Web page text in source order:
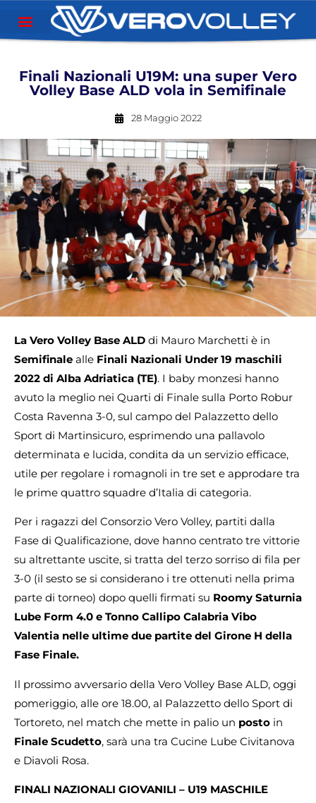
Finali Nazionali U19M: una super Vero
Volley Base ALD vola in Semifinale
28 Maggio 2022
La Vero Volley Base ALD di Mauro Marchetti è in
Semifinale alle Finali Nazionali Under 19 maschili
2022 di Alba Adriatica (TE). I baby monzesi hanno
avuto la meglio nei Quarti di Finale sulla Porto Robur
Costa Ravenna 3-0, sul campo del Palazzetto dello
Sport di Martinsicuro, esprimendo una pallavolo
determinata e lucida, condita da un servizio efficace,
utile per regolare i romagnoli in tre set e approdare tra
le prime quattro squadre d’Italia di categoria.
Per i ragazzi del Consorzio Vero Volley, partiti dalla
Fase di Qualificazione, dove hanno centrato tre vittorie
su altrettante uscite, si tratta del terzo sorriso di fila per
3-0 (il sesto se si considerano i tre ottenuti nella prima
parte di torneo) dopo quelli firmati su Roomy Saturnia
Lube Form 4.0 e Tonno Callipo Calabria Vibo
Valentia nelle ultime due partite del Girone H della
Fase Finale.
Il prossimo avversario della Vero Volley Base ALD, oggi
pomeriggio, alle ore 18.00, al Palazzetto dello Sport di
Tortoreto, nel match che mette in palio un posto in
Finale Scudetto, sarà una tra Cucine Lube Civitanova
e Diavoli Rosa.
FINALI NAZIONALI GIOVANILI – U19 MASCHILE